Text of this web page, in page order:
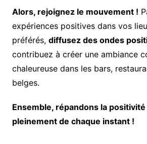
Alors, rejoignez le mouvement !
expériences positives dans vos
préférés, diffusez des ondes
contribuez à créer une ambiance
chaleureuse dans les bars,
belges.
Ensemble, répandons la
pleinement de chaque instant !